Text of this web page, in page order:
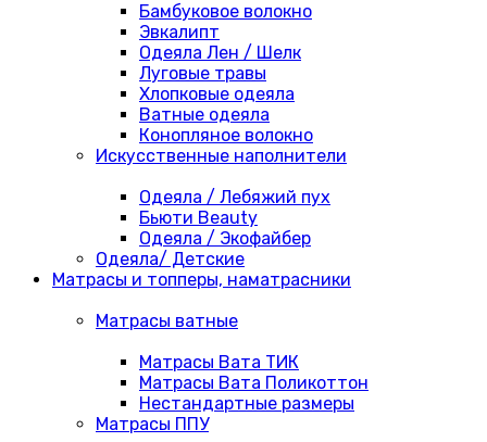
Бамбуковое волокно
Эвкалипт
Одеяла Лен / Шелк
Луговые травы
Хлопковые одеяла
Ватные одеяла
Конопляное волокно
Искусственные наполнители
Одеяла / Лебяжий пух
Бьюти Beauty
Одеяла / Экофайбер
Одеяла/ Детские
Матрасы и топперы, наматрасники
Матрасы ватные
Матрасы Вата ТИК
Матрасы Вата Поликоттон
Нестандартные размеры
Матрасы ППУ